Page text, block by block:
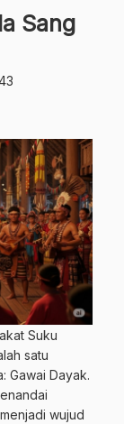
Sang
Suku
satu
Gawai Dayak.
wujud